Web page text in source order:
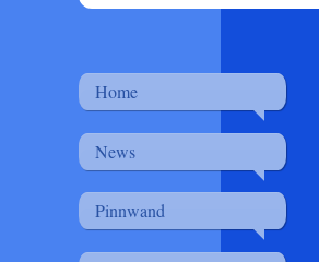
Home
News
Pinnwand